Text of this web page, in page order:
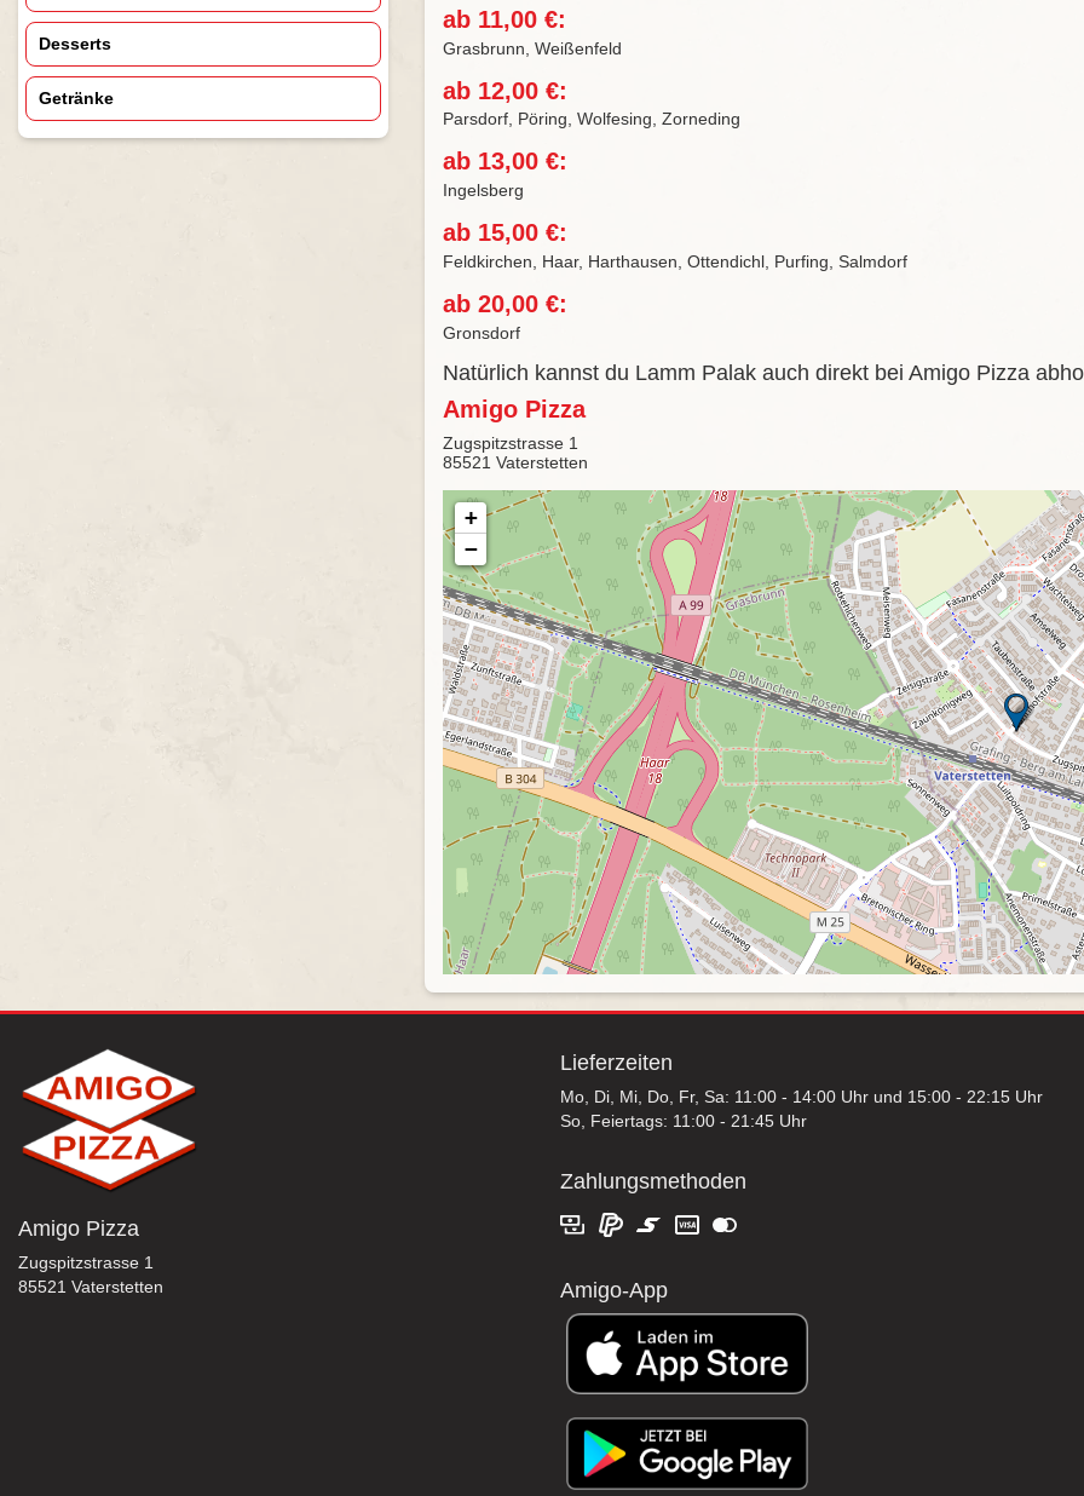
Desserts
Getränke
ab 11,00 €:
Grasbrunn, Weißenfeld
ab 12,00 €:
Parsdorf, Pöring, Wolfesing, Zorneding
ab 13,00 €:
Ingelsberg
ab 15,00 €:
Feldkirchen, Haar, Harthausen, Ottendichl, Purfing, Salmdorf
ab 20,00 €:
Gronsdorf
Natürlich kannst du Lamm Palak auch direkt bei Amigo Pizza
Amigo Pizza
Zugspitzstrasse 1
85521 Vaterstetten
+
−
Amigo Pizza
Zugspitzstrasse 1
85521 Vaterstetten
Lieferzeiten
Mo, Di, Mi, Do, Fr, Sa: 11:00 - 14:00 Uhr und 15:00 - 22:15 Uhr
So, Feiertags: 11:00 - 21:45 Uhr
Zahlungsmethoden
Amigo-App